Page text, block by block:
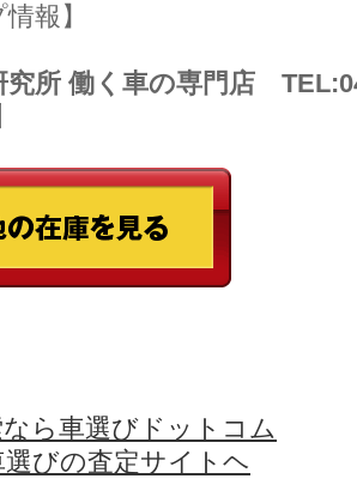
情報】
究所 働く車の専門店
ら車選びドットコム
びの査定サイトヘ